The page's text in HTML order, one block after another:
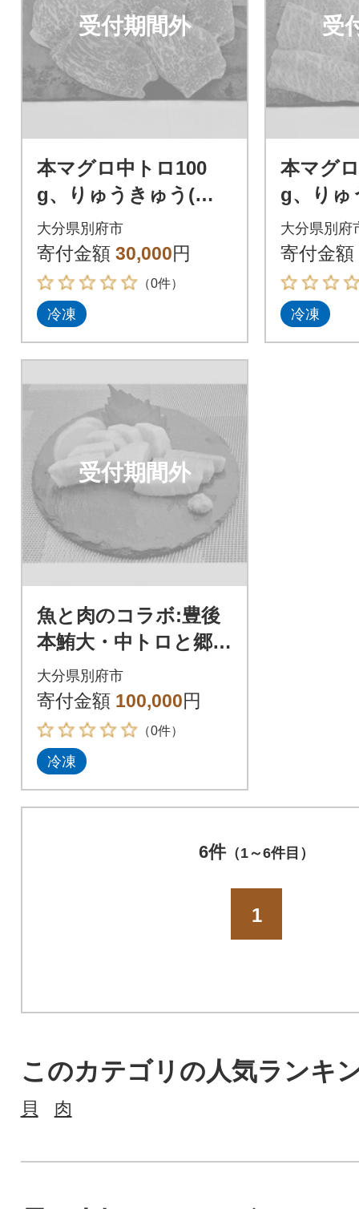
受付期間外
本マグロ中トロ100
g、りゅうきゅう(漬
け)5人前、豊後牛モモ
しゃぶしゃぶ3人前60
0g
大分県別府市
寄付金額 30,000円
（0件）
冷凍
受
本マグ
g、りゅ
け)5人
ースす
0g
大分県別府
寄付金額
冷凍
受付期間外
魚と肉のコラボ:豊後
本鮪大・中トロと郷土
料理りゅうきゅう(漬
け)、「おおいた和
牛」セット贅沢三昧
大分県別府市
寄付金額 100,000円
（0件）
冷凍
6件（1～6件目）
1
このカテゴリの人気ランキ
貝 肉